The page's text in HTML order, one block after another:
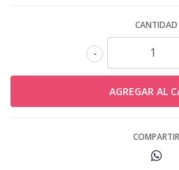
CANTIDAD
-
COMPARTIR